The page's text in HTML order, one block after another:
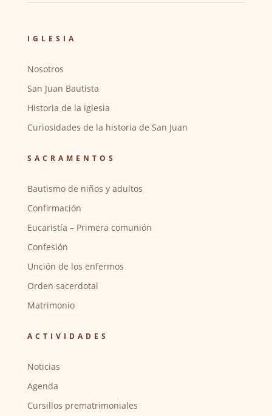
IGLESIA
Nosotros
San Juan Bautista
Historia de la iglesia
Curiosidades de la historia de San Juan
SACRAMENTOS
Bautismo de niños y adultos
Confirmación
Eucaristía – Primera comunión
Confesión
Unción de los enfermos
Orden sacerdotal
Matrimonio
ACTIVIDADES
Noticias
Agenda
Cursillos prematrimoniales